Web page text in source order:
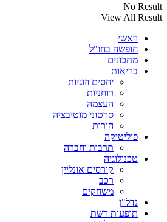
No Result
View All Result
ראשי
חופשה בחו"ל
מתכונים
בריאות
יחסים וזוגיות
רוחניות
העצמה
סרטוני מוטיבציה
הורות
פוליטיקה
תרבות וחברה
טכנולוגיה
קורסים אונליין
רכב
משחקים
נדל"ן
תופעות רשת